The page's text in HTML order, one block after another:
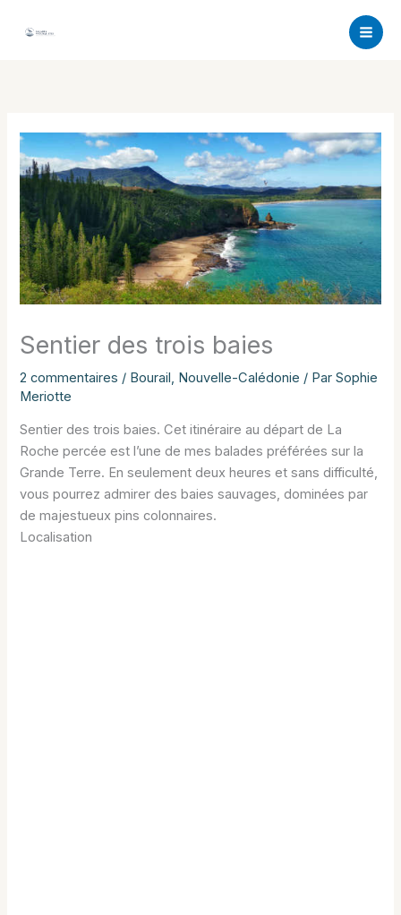
Sentier des trois baies
2 commentaires / Bourail Nouvelle-Calédonie / ParSophie
Meriotte
Sentier des trois baies. Cet itinéraire au départ de La
Roche percée est l’une de mes balades préférées sur la
Grande Terre. En seulement deux heures et sans difficulté,
vous pourrez admirer des baies sauvages, dominées par
de majestueux pins colonnaires.
Localisation